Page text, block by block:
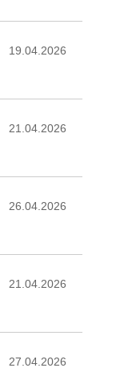
19.04.2026
21.04.2026
26.04.2026
21.04.2026
27.04.2026